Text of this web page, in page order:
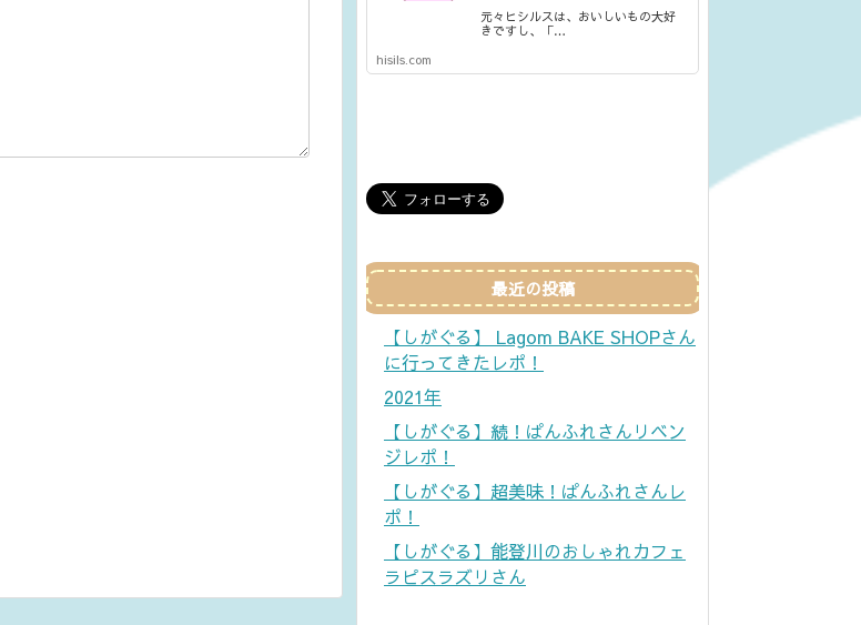
元々ヒシルスは、おいしいもの大好
きですし、「…
hisils.com
最近の投稿
【しがぐる】 Lagom BAKE SHOPさん
に行ってきたレポ！
2021年
【しがぐる】続！ぱんふれさんリベン
ジレポ！
【しがぐる】超美味！ぱんふれさんレ
ポ！
【しがぐる】能登川のおしゃれカフェ
ラピスラズリさん